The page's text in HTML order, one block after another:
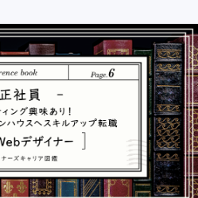
スワード、ニックネーム、IPア
人を識別できる情報
でき、それにより特定の個人を
なるものを含みます。）
ビス（以下総称して「当社サー
て、お客様が、当社でご利用に
用日時、ご利用回数などのご利
する情報
ついて】